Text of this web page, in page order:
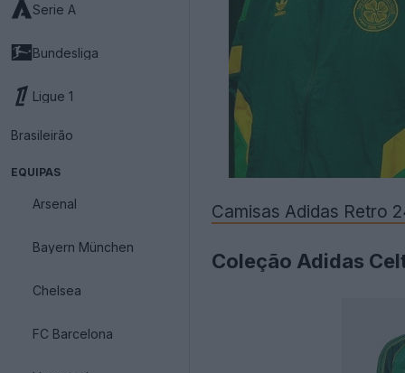
Serie A
Bundesliga
Ligue 1
Brasileirão
EQUIPAS
Arsenal
Bayern München
Chelsea
FC Barcelona
Camisas Adidas Retro
Coleção Adidas